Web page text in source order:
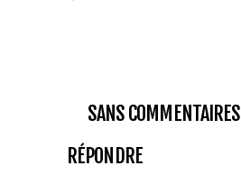
SANS COMMENTAIRES
RÉPONDRE